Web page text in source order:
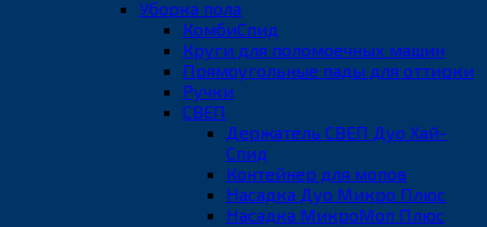
Уборка пола
КомбиСпид
Круги для поломоечных машин
Прямоугольные пады для оттирки
Ручки
СВЕП
Держатель СВЕП Дуо Хай-
Спид
Контейнер для мопов
Насадка Дуо Микро Плюс
Насадка МикроМоп Плюс